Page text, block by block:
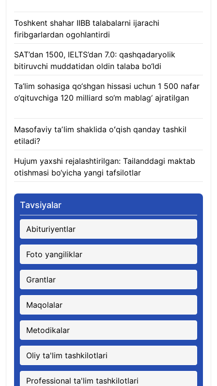
Toshkent shahar IIBB talabalarni ijarachi
firibgarlardan ogohlantirdi
SAT’dan 1500, IELTS’dan 7.0: qashqadaryolik
bitiruvchi muddatidan oldin talaba bo‘ldi
Ta’lim sohasiga qo‘shgan hissasi uchun 1 500 nafar
o‘qituvchiga 120 milliard so‘m mablag‘ ajratilgan
Masofaviy taʼlim shaklida oʻqish qanday tashkil
etiladi?
Hujum yaxshi rejalashtirilgan: Tailanddagi maktab
otishmasi bo‘yicha yangi tafsilotlar
Tavsiyalar
Abituriyentlar
Foto yangiliklar
Grantlar
Maqolalar
Metodikalar
Oliy ta'lim tashkilotlari
Professional ta'lim tashkilotlari